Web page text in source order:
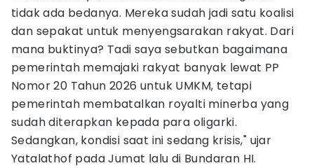
tidak ada bedanya. Mereka sudah jadi satu koalisi
dan sepakat untuk menyengsarakan rakyat. Dari
mana buktinya? Tadi saya sebutkan bagaimana
pemerintah memajaki rakyat banyak lewat PP
Nomor 20 Tahun 2026 untuk UMKM, tetapi
pemerintah membatalkan royalti minerba yang
sudah diterapkan kepada para oligarki.
Sedangkan, kondisi saat ini sedang krisis," ujar
Yatalathof pada Jumat lalu di Bundaran HI.